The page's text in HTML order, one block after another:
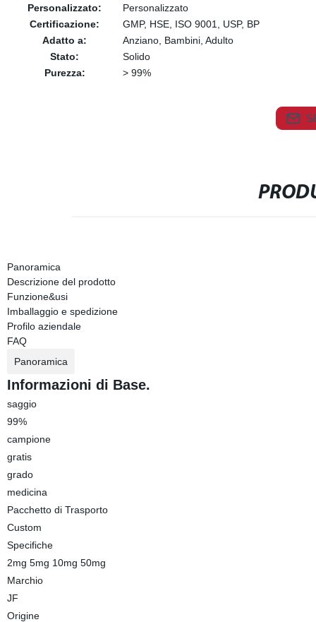
Personalizzato:
Personalizzato
Certificazione:
GMP, HSE, ISO 9001, USP, BP
Adatto a:
Anziano, Bambini, Adulto
Stato:
Solido
Purezza:
> 99%
Panoramica
Descrizione del prodotto
Funzione&usi
Imballaggio e spedizione
Profilo aziendale
FAQ
Panoramica
Informazioni di Base.
saggio
99%
campione
gratis
grado
medicina
Pacchetto di Trasporto
Custom
Specifiche
2mg 5mg 10mg 50mg
Marchio
JF
Origine